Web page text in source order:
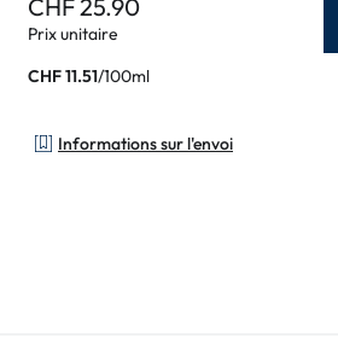
CHF 25.90
Prix unitaire
CHF 11.51/100ml
Informations sur l'envoi